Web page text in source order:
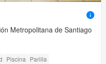
Metropolitana de Santiago
Piscina Parilla